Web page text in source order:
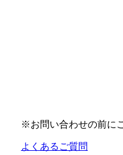
※お問い合わせの前に
よくあるご質問